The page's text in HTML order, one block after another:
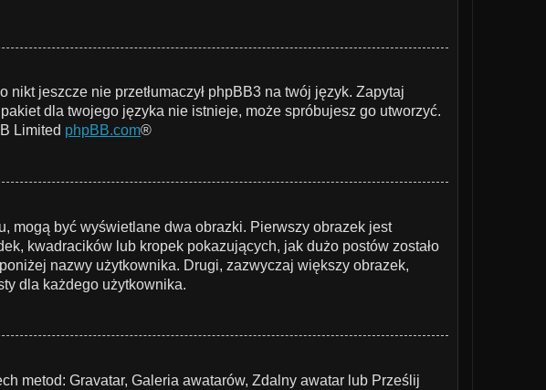
jeszcze nie przetłumaczył phpBB3 na twój język. Zapytaj
dla twojego języka nie istnieje, może spróbujesz go utworzyć.
Limited phpBB.com®
mogą być wyświetlane dwa obrazki. Pierwszy obrazek jest
kwadracików lub kropek pokazujących, jak dużo postów zostało
nazwy użytkownika. Drugi, zazwyczaj większy obrazek,
dla każdego użytkownika.
metod: Gravatar, Galeria awatarów, Zdalny awatar lub Prześlij